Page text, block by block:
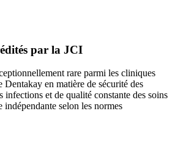
par la JCI
rare parmi les cliniques
Dentakay en matière de sécurité des
infections et de qualité constante des soins
indépendante selon les normes